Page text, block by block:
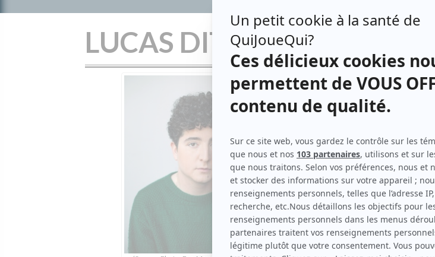
LUCAS DITECCO
Personnages
Motel Paradis (Ulysse Richard
Virage – Double faute
Chaos( Antonio Moretti)
District 31
Étudiant coin de rue 2017
30 vies(Ramon Garcia2016)